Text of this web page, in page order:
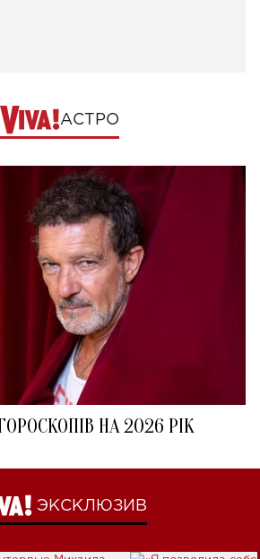
АСТРО
НА 2026 РІК
ЭКСКЛЮЗИВ